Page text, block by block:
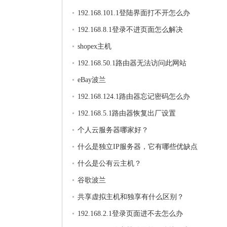
192.168.101.1登陆界面打不开怎么办
192.168.8.1登录不进页面怎么解决
shopex主机
192.168.50.1路由器无法访问此网站
eBay波兰
192.168.124.1路由器忘记密码怎么办
192.168.5.1路由器恢复出厂设置
个人云服务器哪家好？
什么是独立IP服务器，它有哪些优缺点
什么是公有云主机？
谷歌波兰
共享虚拟主机和独享有什么区别？
192.168.2.1登录页面进不去怎么办